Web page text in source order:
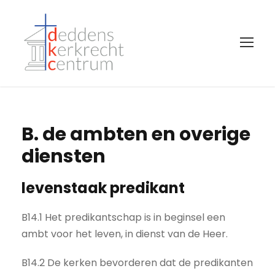
B. de ambten en overige
diensten
levenstaak predikant
B14.1 Het predikantschap is in beginsel een
ambt voor het leven, in dienst van de Heer.
B14.2 De kerken bevorderen dat de predikanten